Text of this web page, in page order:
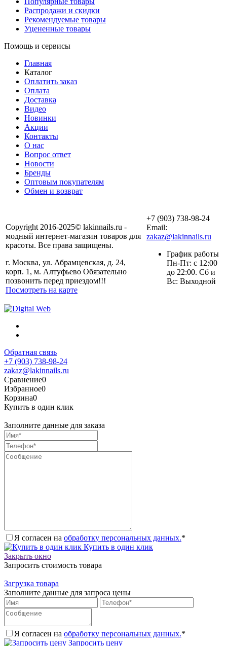
Распродажи и скидки
Рекомендуемые товары
Уцененные товары
Помощь и сервисы
Главная
Каталог
Оплатить заказ
Оплата
Доставка
Видео
Новинки
Акции
Контакты
О нас
Вопрос ответ
Новости
Бренды
Оптовым покупателям
Обмен и возврат
Copyright 2016-2025© lakinnails.ru -
модный интернет-магазин товаров для
красоты. Все права защищены.
г. Москва, ул. Абрамцевская, д. 24,
корп. 1, м. Алтуфьево Обязательно
позвонить перед приездом!!!
Посмотреть на карте
+7 (903) 738-98-24
Email:
zakaz@lakinnails.ru
График работы
Пн-Пт: с 12:00
до 22:00. Сб и
Вс: Выходной
Обратная связь
+7 (903) 738-98-24
zakaz@lakinnails.ru
Сравнение0
Избранное0
Корзина0
Купить в один клик
Заполните данные для заказа
Я согласен на обработку персональных данных.*
Купить в один клик
Закрыть окно
Запросить стоимость товара
Загрузка товара
Заполните данные для запроса цены
Я согласен на обработку персональных данных.*
Запросить цену